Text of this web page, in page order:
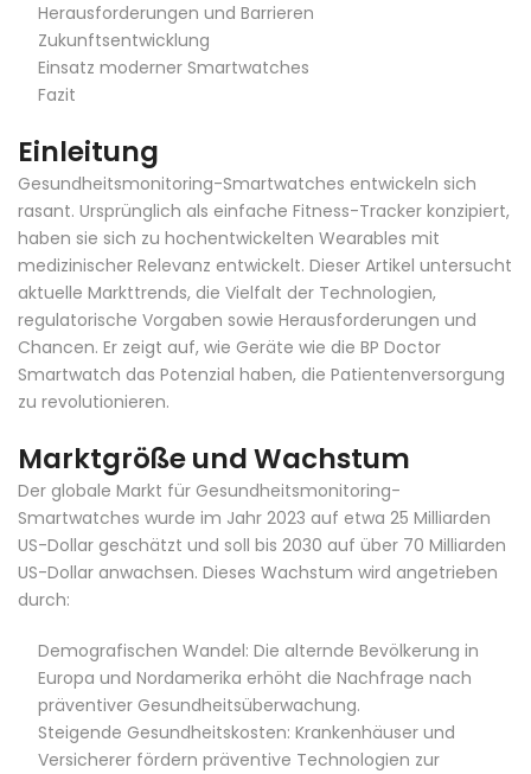
Herausforderungen und Barrieren
Zukunftsentwicklung
Einsatz moderner Smartwatches
Fazit
Einleitung
Gesundheitsmonitoring-Smartwatches entwickeln sich
rasant. Ursprünglich als einfache Fitness-Tracker konzipiert,
haben sie sich zu hochentwickelten Wearables mit
medizinischer Relevanz entwickelt. Dieser Artikel untersucht
aktuelle Markttrends, die Vielfalt der Technologien,
regulatorische Vorgaben sowie Herausforderungen und
Chancen. Er zeigt auf, wie Geräte wie die BP Doctor
Smartwatch das Potenzial haben, die Patientenversorgung
zu revolutionieren.
Marktgröße und Wachstum
Der globale Markt für Gesundheitsmonitoring-
Smartwatches wurde im Jahr 2023 auf etwa 25 Milliarden
US-Dollar geschätzt und soll bis 2030 auf über 70 Milliarden
US-Dollar anwachsen. Dieses Wachstum wird angetrieben
durch:
Demografischen Wandel: Die alternde Bevölkerung in
Europa und Nordamerika erhöht die Nachfrage nach
präventiver Gesundheitsüberwachung.
Steigende Gesundheitskosten: Krankenhäuser und
Versicherer fördern präventive Technologien zur